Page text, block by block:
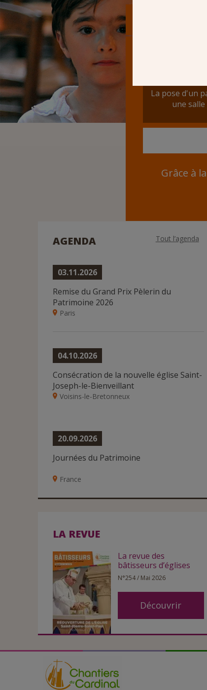
Je
La pose d'un
une salle
Grâce à
AGENDA Tout l’agenda
03.11.2026
Remise du Grand Prix Pèlerin du
Patrimoine 2026
Paris
04.10.2026
Consécration de la nouvelle église Saint-
Joseph-le-Bienveillant
Voisins-le-Bretonneux
20.09.2026
Journées du Patrimoine
France
LA REVUE
La revue des
bâtisseurs d’églises
N°254 / Mai 2026
Découvrir